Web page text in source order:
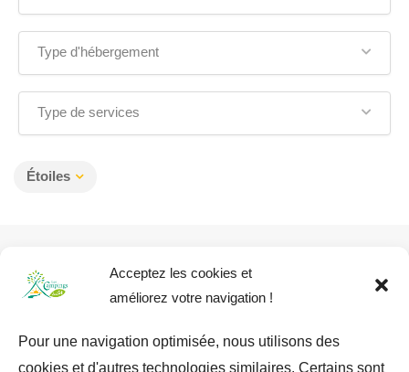
Acceptez les cookies et
améliorez votre navigation !
Pour une navigation optimisée, nous utilisons des
cookies et d'autres technologies similaires. Certains sont
Type d'hébergement
Type de services
Étoiles